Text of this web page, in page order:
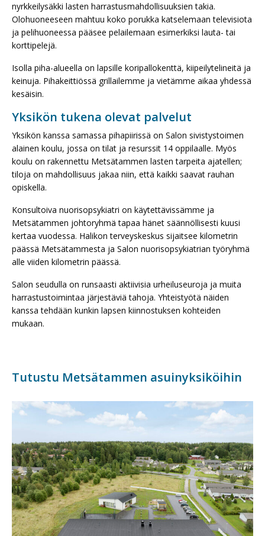
nyrkkeilysäkki lasten harrastusmahdollisuuksien takia.
Olohuoneeseen mahtuu koko porukka katselemaan televisiota
ja pelihuoneessa pääsee pelailemaan esimerkiksi lauta- tai
korttipelejä.
Isolla piha-alueella on lapsille koripallokenttä, kiipeilytelineitä ja
keinuja. Pihakeittiössä grillailemme ja vietämme aikaa yhdessä
kesäisin.
Yksikön tukena olevat palvelut
Yksikön kanssa samassa pihapiirissä on Salon sivistystoimen
alainen koulu, jossa on tilat ja resurssit 14 oppilaalle. Myös
koulu on rakennettu Metsätammen lasten tarpeita ajatellen;
tiloja on mahdollisuus jakaa niin, että kaikki saavat rauhan
opiskella.
Konsultoiva nuorisopsykiatri on käytettävissämme ja
Metsätammen johtoryhmä tapaa hänet säännöllisesti kuusi
kertaa vuodessa. Halikon terveyskeskus sijaitsee kilometrin
päässä Metsätammesta ja Salon nuorisopsykiatrian työryhmä
alle viiden kilometrin päässä.
Salon seudulla on runsaasti aktiivisia urheiluseuroja ja muita
harrastustoimintaa järjestäviä tahoja. Yhteistyötä näiden
kanssa tehdään kunkin lapsen kiinnostuksen kohteiden
mukaan.
Tutustu Metsätammen asuinyksiköihin